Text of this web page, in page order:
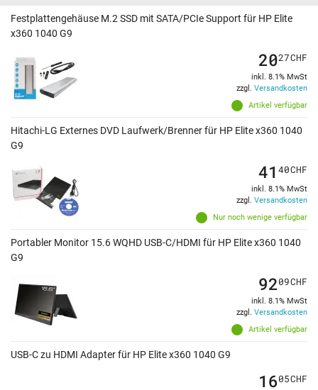
Festplattengehäuse M.2 SSD mit SATA/PCIe Support für HP Elite
x360 1040 G9
Artikel verfügbar
2027CHF
inkl. 8.1% MwSt
zzgl. Versandkosten
Hitachi-LG Externes DVD Laufwerk/Brenner für HP Elite x360 1040
G9
Nur noch wenige verfügbar
41 40CHF
inkl. 8.1% MwSt
zzgl. Versandkosten
Portabler Monitor 15.6 WQHD USB-C/HDMI für HP Elite x360 1040
G9
Artikel verfügbar
9209CHF
inkl. 8.1% MwSt
zzgl. Versandkosten
USB-C zu HDMI Adapter für HP Elite x360 1040 G9
1605CHF